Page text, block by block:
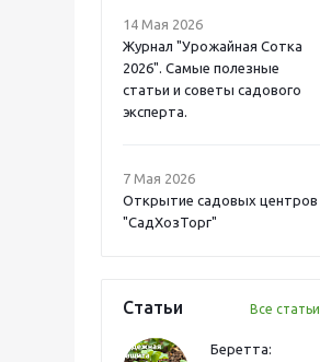
14 Мая 2026
Журнал "Урожайная Сотка
2026". Самые полезные
статьи и советы садового
эксперта.
7 Мая 2026
Открытие садовых центров
"СадХозТорг"
Статьи Все статьи
Беретта: